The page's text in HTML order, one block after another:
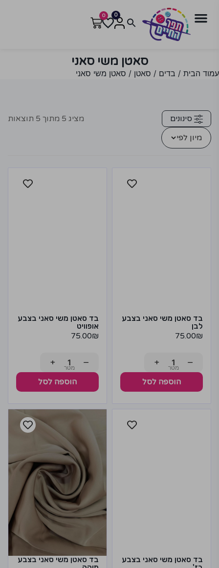
0
0
סאטן משי סאני
עמוד הבית / בדים / סאטן / סאטן משי סאני
סינונים מציג 5 מתוך 5 תוצאות
מיון לפי
בד סאטן משי סאני בצבע
לבן
75.00₪
−
+
הוספה לסל
בד סאטן משי סאני בצבע
אופוויט
75.00₪
−
+
הוספה לסל
בד סאטן משי סאני בצבע
בד סאטן משי סאני בצבע